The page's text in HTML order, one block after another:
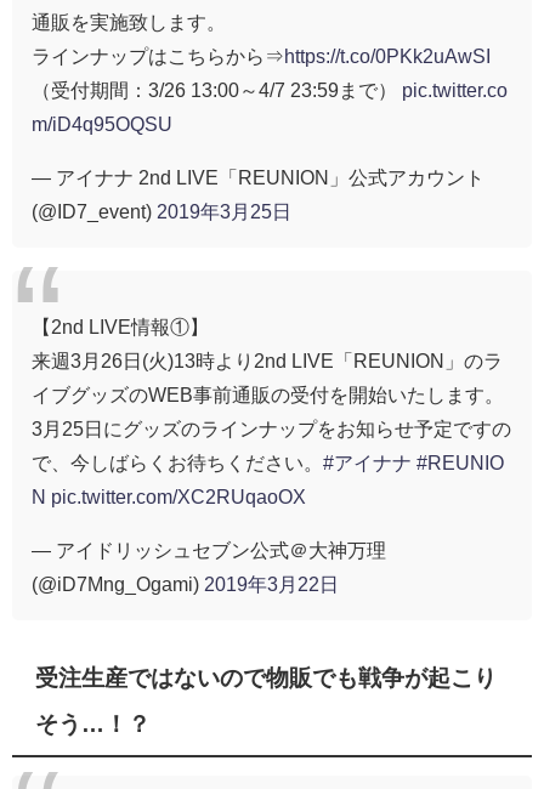
通販を実施致します。
ラインナップはこちらから⇒https://t.co/0PKk2uAwSI
（受付期間：3/26 13:00～4/7 23:59まで） pic.twitter.co
m/iD4q95OQSU
— アイナナ 2nd LIVE「REUNION」公式アカウント
(@ID7_event) 2019年3月25日
【2nd LIVE情報①】
来週3月26日(火)13時より2nd LIVE「REUNION」のラ
イブグッズのWEB事前通販の受付を開始いたします。
3月25日にグッズのラインナップをお知らせ予定ですの
で、今しばらくお待ちください。 #アイナナ #REUNIO
N pic.twitter.com/XC2RUqaoOX
— アイドリッシュセブン公式＠大神万理
(@iD7Mng_Ogami) 2019年3月22日
受注生産ではないので物販でも戦争が起こり
そう…！？